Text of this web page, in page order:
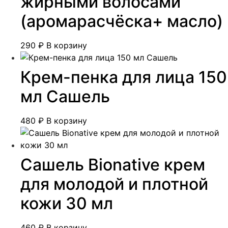
(аромарасчёска+ масло)
290 ₽ В корзину
Крем-пенка для лица 150
мл Сашель
480 ₽ В корзину
Сашель Bionative крем
для молодой и плотной
кожи 30 мл